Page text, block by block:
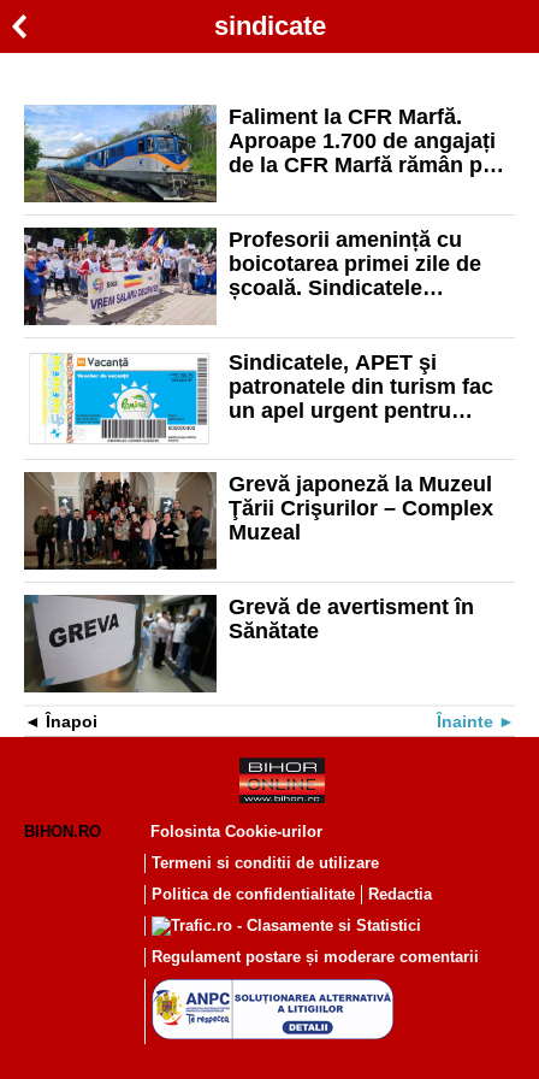
sindicate
Faliment la CFR Marfă.
Aproape 1.700 de angajați
de la CFR Marfă rămân pe
urgență sprijinul
Guvernului
Profesorii amenință cu
boicotarea primei zile de
școală. Sindicatele
România, în criză”
Sindicatele, APET şi
patronatele din turism fac
un apel urgent pentru
vacanţă
Grevă japoneză la Muzeul
Ţării Crişurilor – Complex
Muzeal
Grevă de avertisment în
Sănătate
Înapoi Înainte
BIHON.RO
Folosinta Cookie-urilor
Termeni si conditii de utilizare
Politica de confidentialitate
Redactia
Regulament postare și moderare comentarii